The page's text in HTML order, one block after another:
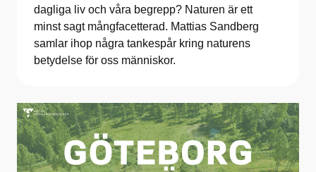
dagliga liv och våra begrepp? Naturen är ett
minst sagt mångfacetterad. Mattias Sandberg
samlar ihop några tankespår kring naturens
betydelse för oss människor.